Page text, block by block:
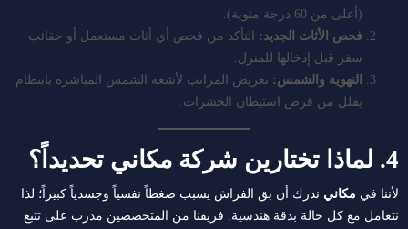
(أعلى من 60 درجة مئوية).
فحص الأثاث الجديد: التأكد من فحص أي أثاث مستعمل أو حقائب
سفر قبل إدخالها للمنزل.
التهوية والشمس: تعريض المراتب لأشعة الشمس المباشرة بانتظام
يقلل من فرص استيطان الحشرات.
4. لماذا تختارين شركة مكاني تحديداً؟
لأننا في مكاني ندرك أن بق الفراش يسبب ضغطاً نفسياً وجسدياً كبيراً؛ لذا
نتعامل مع كل حالة بدقة هندسية. فريقنا من المتخصصين مدرب على تتبع